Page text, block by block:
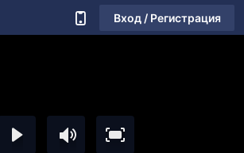
Вход / Регистрация